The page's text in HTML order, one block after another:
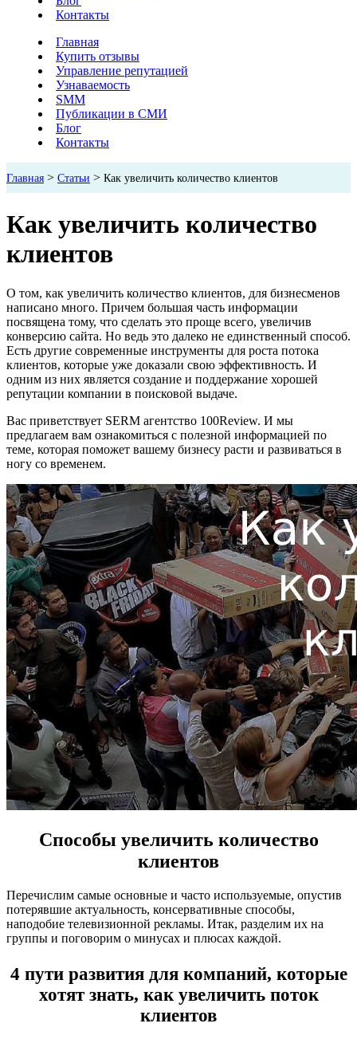
Контакты
Главная
Купить отзывы
Управление репутацией
Узнаваемость
SMM
Публикации в СМИ
Блог
Контакты
Главная > Статьи > Как увеличить количество клиентов
Как увеличить количество
клиентов
О том, как увеличить количество клиентов, для бизнесменов
написано много. Причем большая часть информации
посвящена тому, что сделать это проще всего, увеличив
конверсию сайта. Но ведь это далеко не единственный способ.
Есть другие современные инструменты для роста потока
клиентов, которые уже доказали свою эффективность. И
одним из них является создание и поддержание хорошей
репутации компании в поисковой выдаче.
Вас приветствует SERM агентство 100Review. И мы
предлагаем вам ознакомиться с полезной информацией по
теме, которая поможет вашему бизнесу расти и развиваться в
ногу со временем.
Способы увеличить количество
клиентов
Перечислим самые основные и часто используемые, опустив
потерявшие актуальность, консервативные способы,
наподобие телевизионной рекламы. Итак, разделим их на
группы и поговорим о минусах и плюсах каждой.
4 пути развития для компаний, которые
хотят знать, как увеличить поток
клиентов